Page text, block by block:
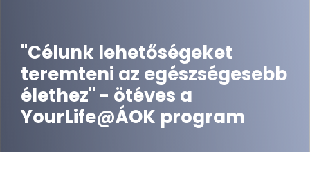
"Célunk lehetőségeket
teremteni az egészségesebb
élethez" - ötéves a
YourLife@ÁOK program